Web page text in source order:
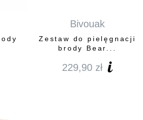
Bivouak
Zestaw do pielęgnacji
brody Bear...
229,90 zł